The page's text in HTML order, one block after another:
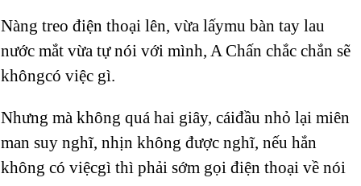
Nàng treo điện thoại lên, vừa lấymu bàn tay lau
nước mắt vừa tự nói với mình, A Chấn chắc chắn sẽ
khôngcó việc gì.
Nhưng mà không quá hai giây, cáiđầu nhỏ lại miên
man suy nghĩ, nhịn không được nghĩ, nếu hắn
không có việcgì thì phải sớm gọi điện thoại về nói